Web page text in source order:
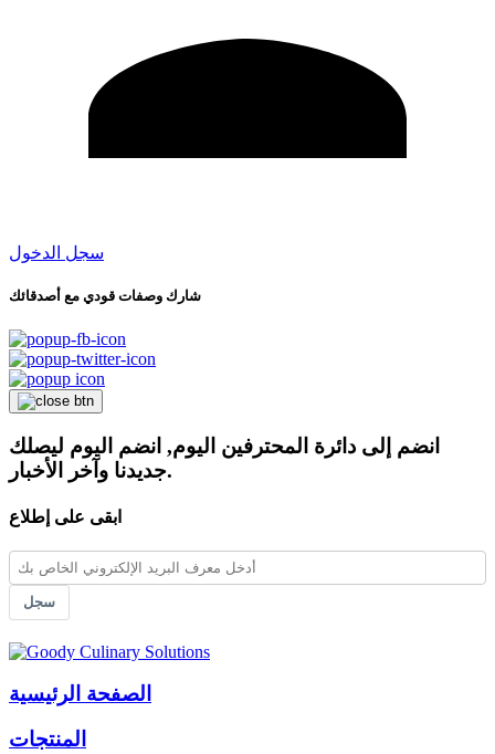
سجل الدخول
شارك وصفات قودي مع أصدقائك
انضم إلى دائرة المحترفين اليوم, انضم اليوم ليصلك
جديدنا وآخر الأخبار.
ابقى على إطلاع
سجل
الصفحة الرئيسية
المنتجات